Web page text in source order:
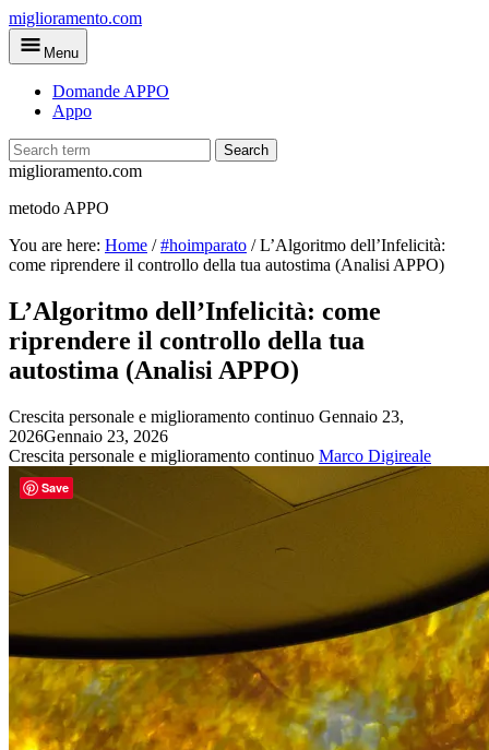
Skip
to
main
miglioramento.com
Menu
Domande APPO
Appo
Search
miglioramento.com
metodo APPO
You are here: Home /#hoimparato /L’Algoritmo dell’Infelicità:
come riprendere il controllo della tua autostima (Analisi APPO)
L’Algoritmo dell’Infelicità: come
riprendere il controllo della tua
autostima (Analisi APPO)
Crescita personale e miglioramento continuo Gennaio 23,
2026Gennaio 23, 2026
Crescita personale e miglioramento continuo Marco Digireale
Save